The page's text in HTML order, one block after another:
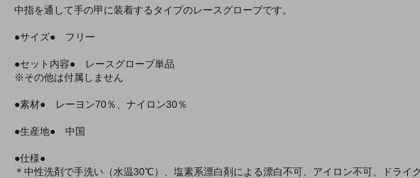
中指を通して手の甲に装着するタイプのレースグローブです。
●サイズ● フリー
●セット内容● レースグローブ単品
※その他は付属しません
●素材● レーヨン70％、ナイロン30％
●生産地● 中国
●仕様●
＊中性洗剤で手洗い（水温30℃）、塩素系漂白剤による漂白不可、アイロン不可、ドライ